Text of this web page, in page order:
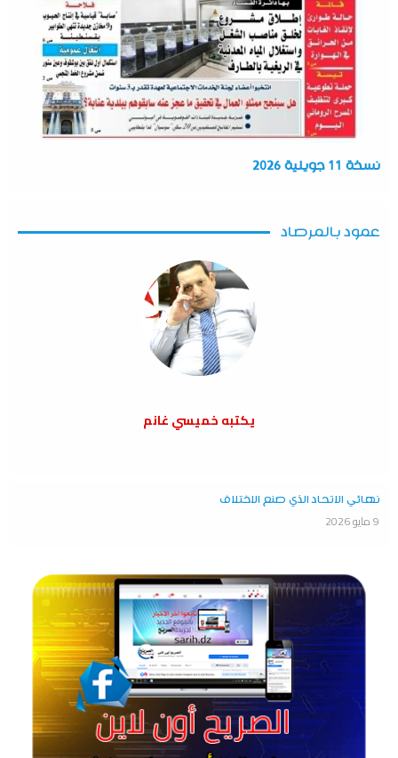
نسخة 11 جويلية 2026
عمود بالمرصاد
يكتبه خميسي غانم
نهائي الاتحاد الذي صنع الاختلاف
9 مايو 2026